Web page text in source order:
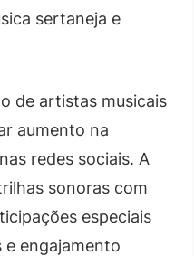
sertaneja e
de artistas musicais
aumento na
redes sociais. A
sonoras com
especiais
e engajamento